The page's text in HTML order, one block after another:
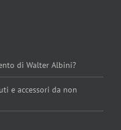
di Walter Albini?
e accessori da non